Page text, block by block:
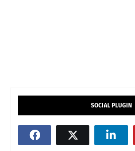
SOCIAL PLUGIN